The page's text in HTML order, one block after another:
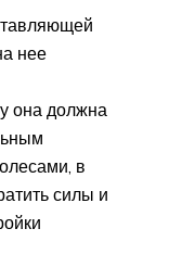
нее
она должна
в
силы и